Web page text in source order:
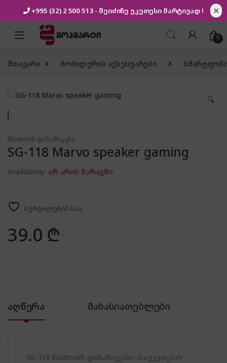
+995 (32) 2 500 513 - შეიძინე უკეთესი მარტივად ! ✕
Skip to navigation
Skip to content
0
მთავარი მობილურის აქსესუარები
🔍
Bluetooth დინამიკები
SG-118 Marvo speaker gaming
Availability: არ არის მარაგში
სურვილების სია
39.0 ₾
აღწერა მახასიათებლები
SG-118 Bluetooth დინამიკები—საუკეთესო